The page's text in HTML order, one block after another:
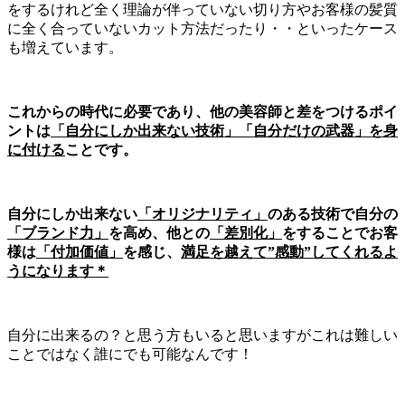
をするけれど全く理論が伴っていない切り方やお客様の髪質
に全く合っていないカット方法だったり・・といったケース
も増えています。
これからの時代に必要であり、他の美容師と差をつけるポイ
ントは 「自分にしか出来ない技術」「自分だけの武器」を身
に付けることです。
自分にしか出来ない 「オリジナリティ」 のある技術で自分の
「ブランド力」 を高め、他との 「差別化」 をすることでお客
様は 「付加価値」 を感じ、 満足を越えて”感動”してくれるよ
うになります＊
自分に出来るの？と思う方もいると思いますがこれは難しい
ことではなく誰にでも可能なんです！